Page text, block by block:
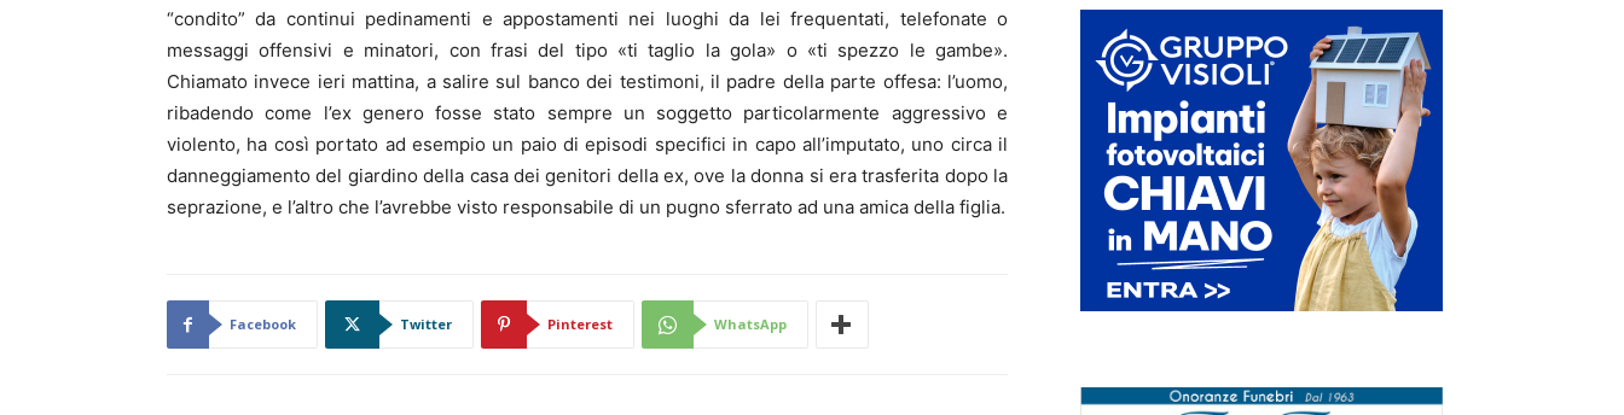
“condito” da continui pedinamenti e appostamenti nei luoghi da lei frequentati, telefonate o
messaggi offensivi e minatori, con frasi del tipo «ti taglio la gola» o «ti spezzo le gambe».
Chiamato invece ieri mattina, a salire sul banco dei testimoni, il padre della parte offesa: l’uomo,
ribadendo come l’ex genero fosse stato sempre un soggetto particolarmente aggressivo e
violento, ha così portato ad esempio un paio di episodi specifici in capo all’imputato, uno circa il
danneggiamento del giardino della casa dei genitori della ex, ove la donna si era trasferita dopo la
seprazione, e l’altro che l’avrebbe visto responsabile di un pugno sferrato ad una amica della figlia.
Facebook Twitter Pinterest WhatsApp